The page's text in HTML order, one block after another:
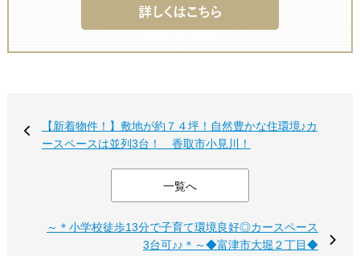
【新着物件！】敷地が約７４坪！自然豊かな住環境♪カ
ースペースは並列3台！ 香取市小見川！
一覧へ
～＊小学校徒歩13分で子育て環境良好◎カースペース
3台可♪♪＊～◆富津市大堀２丁目◆